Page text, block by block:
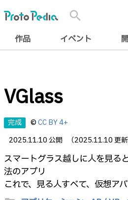
search
作品 イベント
VGlass
完成 ©CC BY 4+
2025.11.10 公開
（2025.11.10 更新
スマートグラス越しに人を見る
法のアプリ
これで、見る人すべて、仮想ア